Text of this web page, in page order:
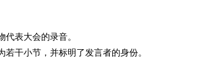
表大会的录音。
干小节，并标明了发言者的身份。